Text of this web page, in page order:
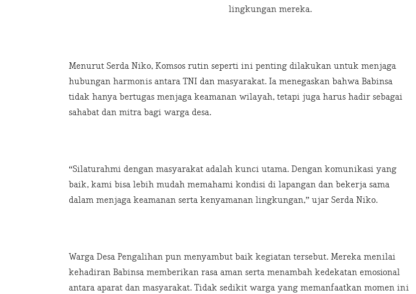
lingkungan mereka.
Menurut Serda Niko, Komsos rutin seperti ini penting dilakukan untuk menjaga
hubungan harmonis antara TNI dan masyarakat. Ia menegaskan bahwa Babinsa
tidak hanya bertugas menjaga keamanan wilayah, tetapi juga harus hadir sebagai
sahabat dan mitra bagi warga desa.
“Silaturahmi dengan masyarakat adalah kunci utama. Dengan komunikasi yang
baik, kami bisa lebih mudah memahami kondisi di lapangan dan bekerja sama
dalam menjaga keamanan serta kenyamanan lingkungan,” ujar Serda Niko.
Warga Desa Pengalihan pun menyambut baik kegiatan tersebut. Mereka menilai
kehadiran Babinsa memberikan rasa aman serta menambah kedekatan emosional
antara aparat dan masyarakat. Tidak sedikit warga yang memanfaatkan momen ini